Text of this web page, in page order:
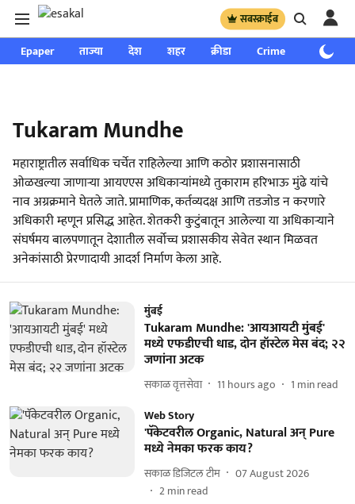
सबस्क्राईब
Epaper ताज्या देश शहर क्रीडा Crime साप्ताहिक
Tukaram Mundhe
महाराष्ट्रातील सर्वाधिक चर्चेत राहिलेल्या आणि कठोर प्रशासनासाठी
ओळखल्या जाणाऱ्या आयएएस अधिकाऱ्यांमध्ये तुकाराम हरिभाऊ मुंढे यांचे
नाव अग्रक्रमाने घेतले जाते. प्रामाणिक, कर्तव्यदक्ष आणि तडजोड न करणारे
अधिकारी म्हणून प्रसिद्ध आहेत. शेतकरी कुटुंबातून आलेल्या या अधिकाऱ्याने
संघर्षमय बालपणातून देशातील सर्वोच्च प्रशासकीय सेवेत स्थान मिळवत
अनेकांसाठी प्रेरणादायी आदर्श निर्माण केला आहे.
मुंबई
Tukaram Mundhe: 'आयआयटी मुंबई'
मध्ये एफडीएची धाड, दोन हॉस्टेल मेस बंद; २२
जणांना अटक
सकाळ वृत्तसेवा 11 hours ago 1 min read
Web Story
'पॅकेटवरील Organic, Natural अन् Pure
मध्ये नेमका फरक काय?
सकाळ डिजिटल टीम
07 August 2026
2min read